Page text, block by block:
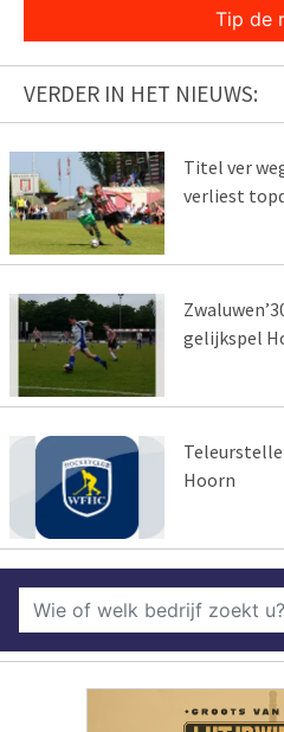
Tip de
VERDER IN HET NIEUWS:
Titel ver
verliest
gelijkspel
Hoorn